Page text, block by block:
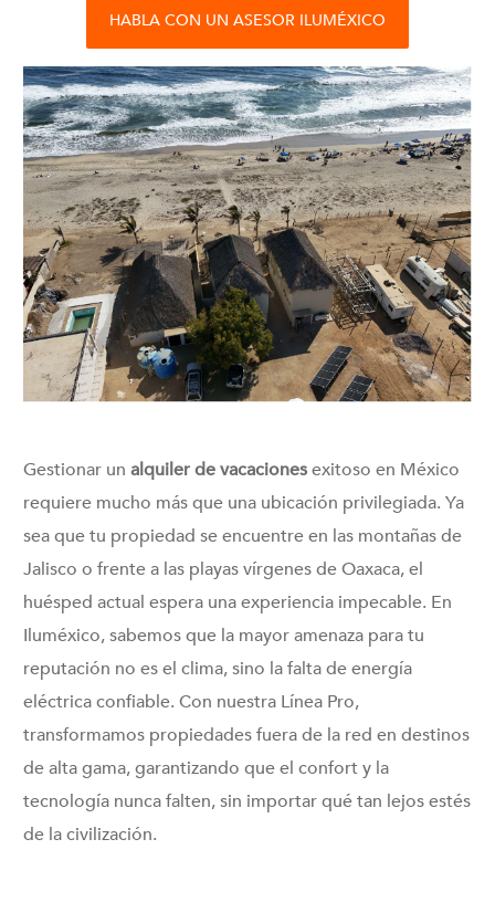
HABLA CON UN ASESOR ILUMÉXICO
Gestionar unalquiler de vacacionesexitoso en México
requiere mucho más que una ubicación privilegiada. Ya
sea que tu propiedad se encuentre en las montañas de
Jalisco o frente a las playas vírgenes de Oaxaca, el
huésped actual espera una experiencia impecable. En
Iluméxico, sabemos que la mayor amenaza para tu
reputación no es el clima, sino la falta de energía
eléctrica confiable. Con nuestra Línea Pro,
transformamos propiedades fuera de la red en destinos
de alta gama, garantizando que el confort y la
tecnología nunca falten, sin importar qué tan lejos estés
de la civilización.